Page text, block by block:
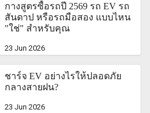
กางสูตรซื้อรถปี 2569 รถ EV รถ
สันดาป หรือรถมือสอง แบบไหน
"ใช่" สำหรับคุณ
23 Jun 2026
ชาร์จ EV อย่างไรให้ปลอดภัย
กลางสายฝน?
23 Jun 2026